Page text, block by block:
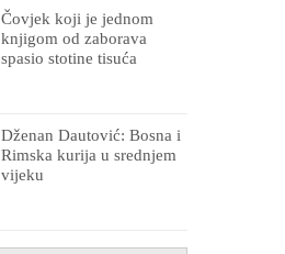
Čovjek koji je jednom
knjigom od zaborava
spasio stotine tisuća
Dženan Dautović: Bosna i
Rimska kurija u srednjem
vijeku